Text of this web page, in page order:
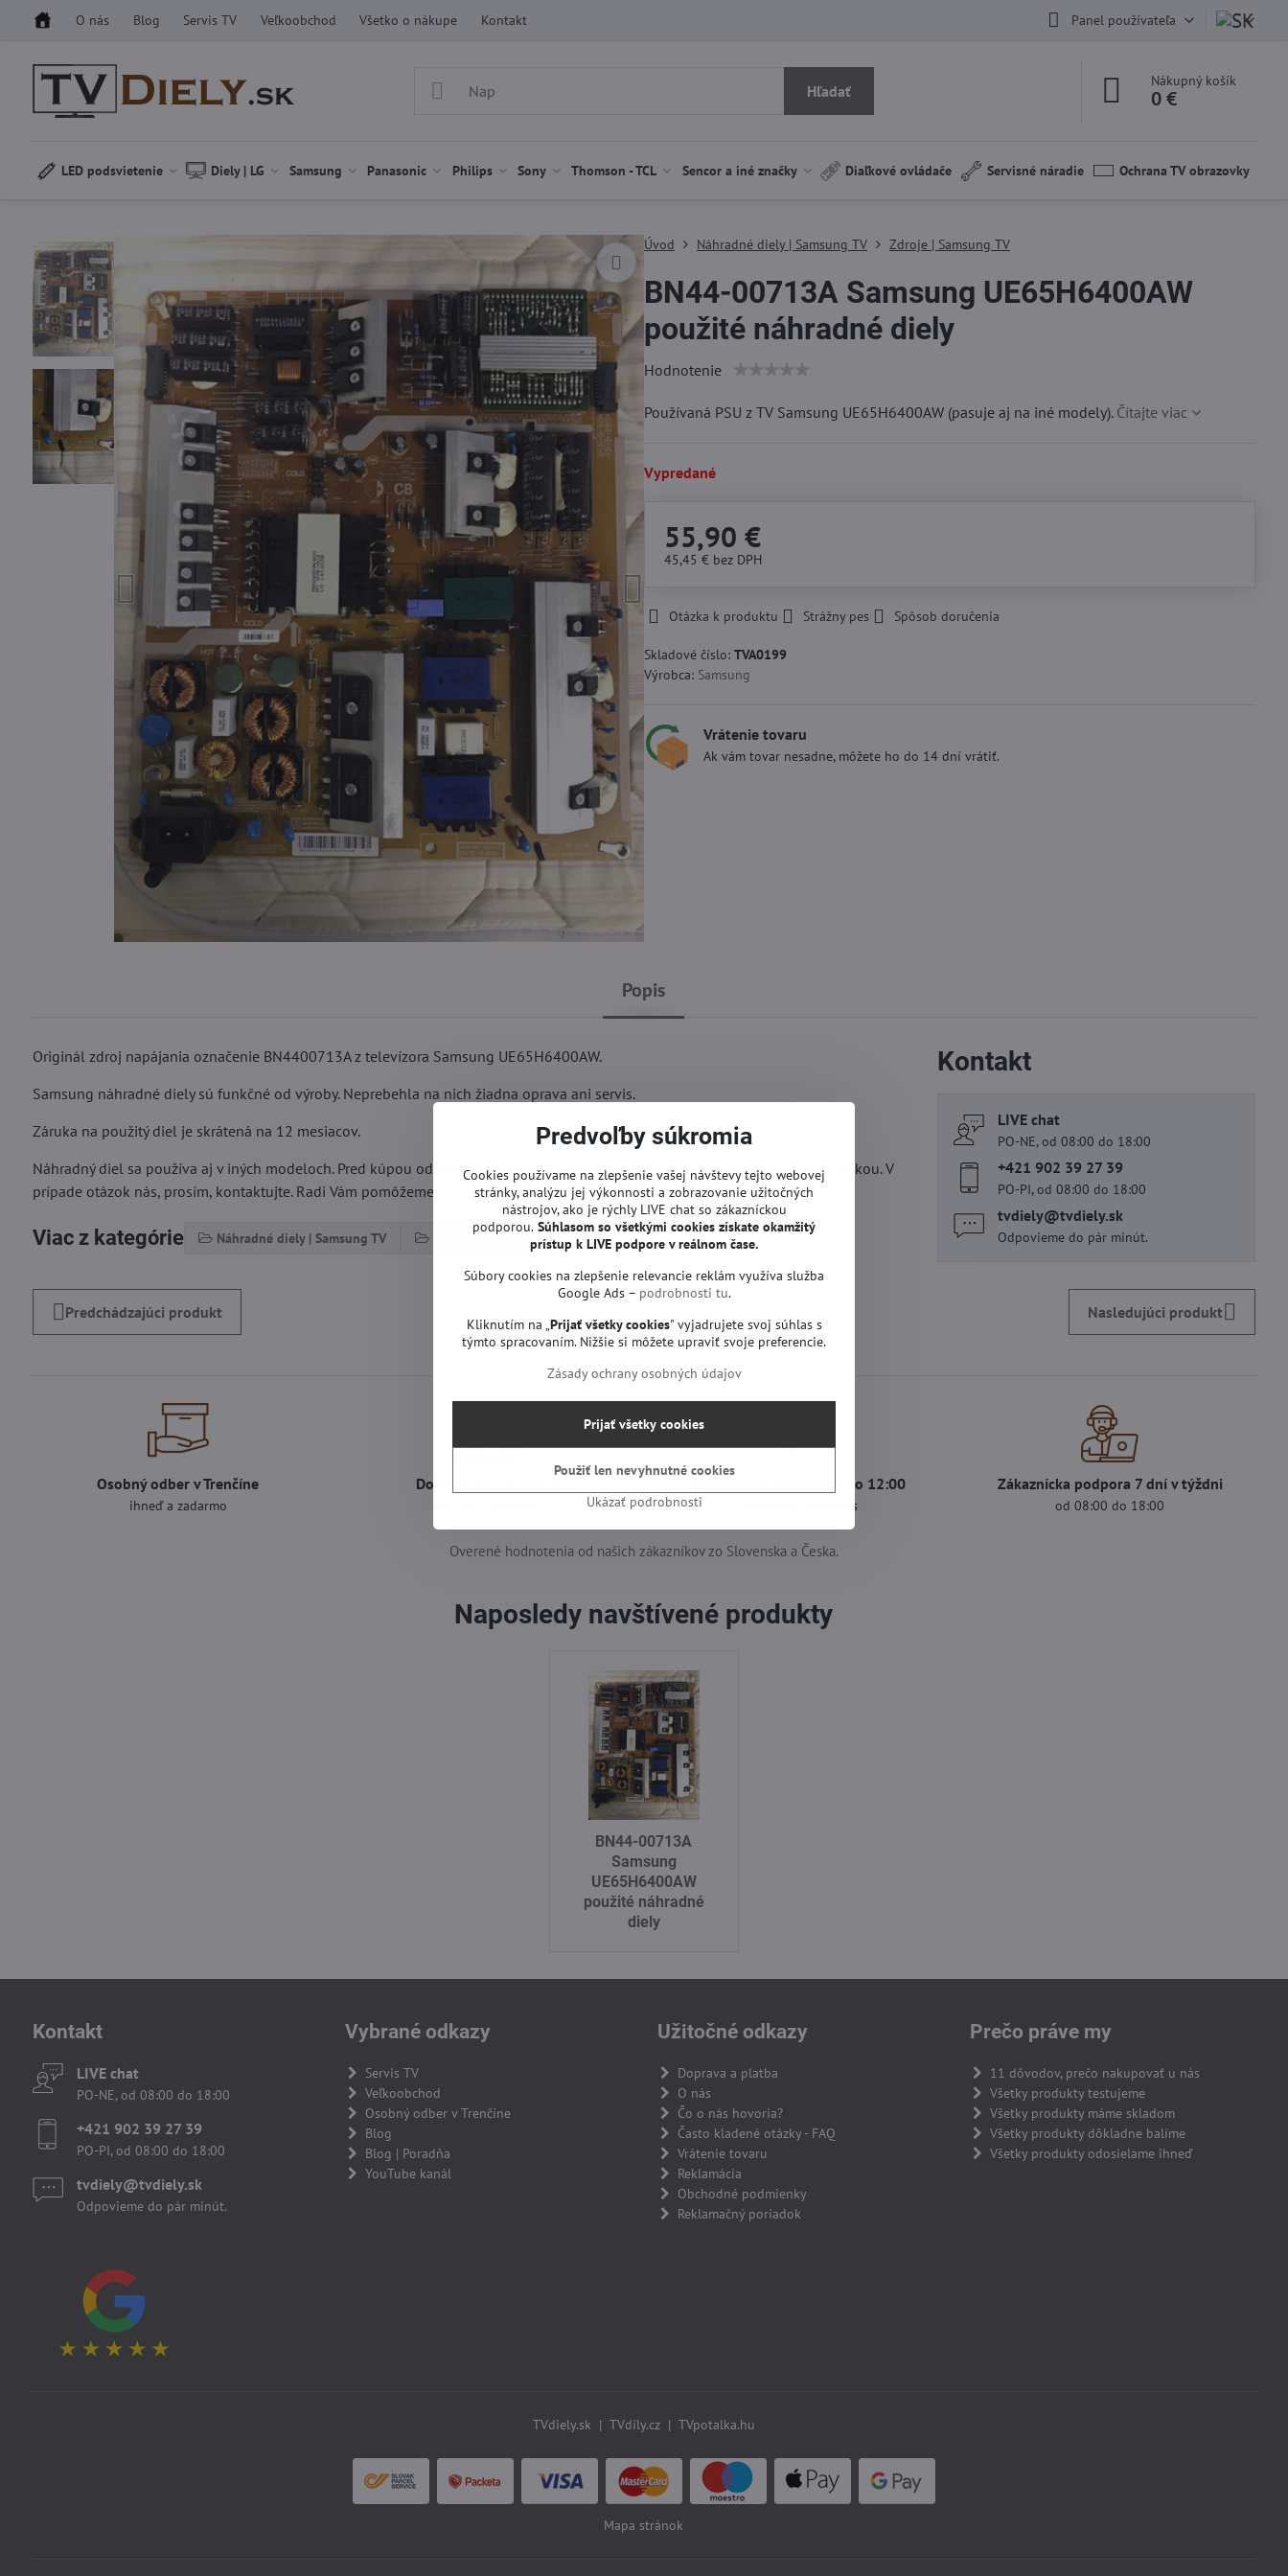
O nás Blog Servis TV Veľkoobchod Všetko o nákupe Kontakt Panel používateľa
Hľadať
Nákupný košík
0 €
LED podsvietenie Diely | LG Samsung Panasonic Philips Sony Thomson - TCL Sencor a iné značky Diaľkové ovládače Servisné náradie Ochrana TV obrazovky
Úvod Náhradné diely | Samsung TV Zdroje | Samsung TV
BN44-00713A Samsung UE65H6400AW
použité náhradné diely
Hodnotenie
Používaná PSU z TV Samsung UE65H6400AW (pasuje aj na iné modely). Čítajte viac
Vypredané
55,90 €
45,45 € bez DPH
Otázka k produktu Strážny pes Spôsob doručenia
Skladové číslo: TVA0199
Výrobca: Samsung
Vrátenie tovaru
Ak vám tovar nesadne, môžete ho do 14 dní vrátiť.
Popis
Originál zdroj napájania označenie BN4400713A z televízora Samsung UE65H6400AW.
Samsung náhradné diely sú funkčné od výroby. Neprebehla na nich žiadna oprava ani servis.
Záruka na použitý diel je skrátená na 12 mesiacov.
Náhradný diel sa používa aj v iných modeloch. Pred kúpou odporúčame poriadne skontrolovať akékoľvek rozdiely s Vašou doskou. V
prípade otázok nás, prosím, kontaktujte. Radi Vám pomôžeme.
Viac z kategórie Náhradné diely | Samsung TV Zdroje | Samsung TV
Kontakt
LIVE chat
PO-NE, od 08:00 do 18:00
+421 902 39 27 39
PO-PI, od 08:00 do 18:00
tvdiely​@tvdiely​.sk
Odpovieme do pár minút.
Predchádzajúci produkt Nasledujúci produkt
Osobný odber v Trenčíne
ihneď a zadarmo
Doprava len za 2,90 € Objednávky vytvorené do 12:00
odošleme ešte dnes
Zákaznícka podpora 7 dní v týždni
od 08:00 do 18:00
Overené hodnotenia od našich zákazníkov zo Slovenska a Česka.
Naposledy navštívené produkty
BN44-00713A
Samsung
UE65H6400AW
použité náhradné
diely
Kontakt
LIVE chat
PO-NE, od 08:00 do 18:00
+421 902 39 27 39
PO-PI, od 08:00 do 18:00
tvdiely​​@tvdiely​​.sk
Odpovieme do pár minút.
Vybrané odkazy
Servis TV
Veľkoobchod
Osobný odber v Trenčíne
Blog
Blog | Poradňa
YouTube kanál
Užitočné odkazy
Doprava a platba
O nás
Čo o nás hovoria?
Často kladené otázky - FAQ
Vrátenie tovaru
Reklamácia
Obchodné podmienky
Reklamačný poriadok
Prečo práve my
11 dôvodov, prečo nakupovať u nás
Všetky produkty testujeme
Všetky produkty máme skladom
Všetky produkty dôkladne balíme
Všetky produkty odosielame ihneď
TVdiely.sk | TVdíly.cz| TVpotalka.hu
Mapa stránok
Predvoľby súkromia
Cookies používame na zlepšenie vašej návštevy tejto webovej
stránky, analýzu jej výkonnosti a zobrazovanie užitočných
nástrojov, ako je rýchly LIVE chat so zákazníckou
podporou. Súhlasom so všetkými cookies získate okamžitý
prístup k LIVE podpore v reálnom čase.
Súbory cookies na zlepšenie relevancie reklám využíva služba
Google Ads – podrobnosti tu.
Kliknutím na „ Prijať všetky cookies" vyjadrujete svoj súhlas s
týmto spracovaním. Nižšie si môžete upraviť svoje preferencie.
Zásady ochrany osobných údajov
Ukázať podrobnosti
Prijať všetky cookies
Použiť len nevyhnutné cookies